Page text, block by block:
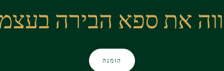
את ספא הבירה
הזמנה